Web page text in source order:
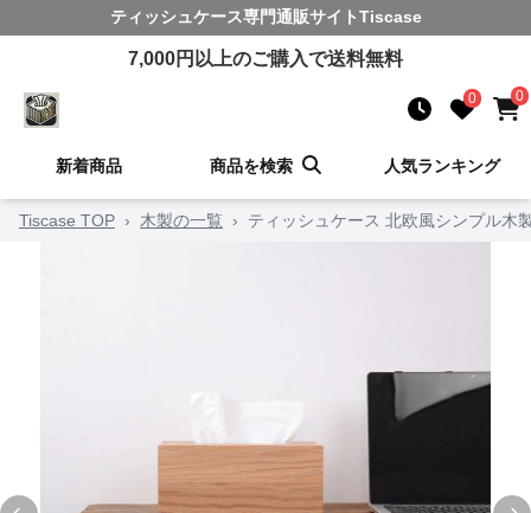
ティッシュケース専門通販サイトTiscase
7,000円以上のご購入で送料無料
0 0
新着商品 商品を検索 人気ランキング
Tiscase TOP › 木製の一覧 › ティッシュケース 北欧風シンプル木